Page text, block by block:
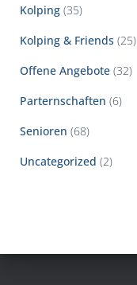
Kolping (35)
Kolping & Friends (25)
Offene Angebote (32)
Parternschaften (6)
Senioren (68)
Uncategorized (2)